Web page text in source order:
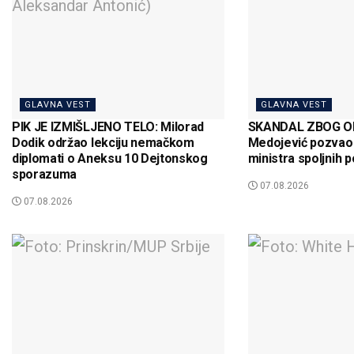
GLAVNA VEST
PIK JE IZMIŠLJENO TELO: Milorad
Dodik održao lekciju nemačkom
diplomati o Aneksu 10 Dejtonskog
sporazuma
07.08.2026
GLAVNA VEST
SKANDAL ZBOG
Medojević
ministra spoljnih
07.08.2026